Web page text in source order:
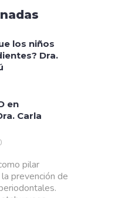
los niños
Dra.
en
Carla
pilar
prevención de